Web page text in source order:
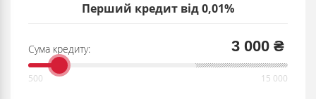
Перший кредит від 0,01%
Сума кредиту: 3 000 ₴